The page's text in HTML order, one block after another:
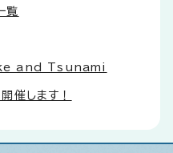
覧
and Tsunami
催します！